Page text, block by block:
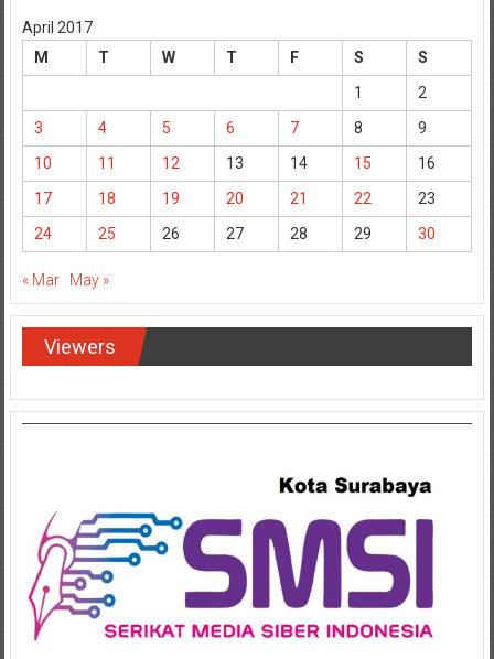
April 2017
M
T W T F S
S
1
2
3
4 5 6 7 8
9
10
11 12 13 14 15
16
17
18 19 20 21 22
23
24
25 26 27 28 29 30
« Mar May »
Viewers